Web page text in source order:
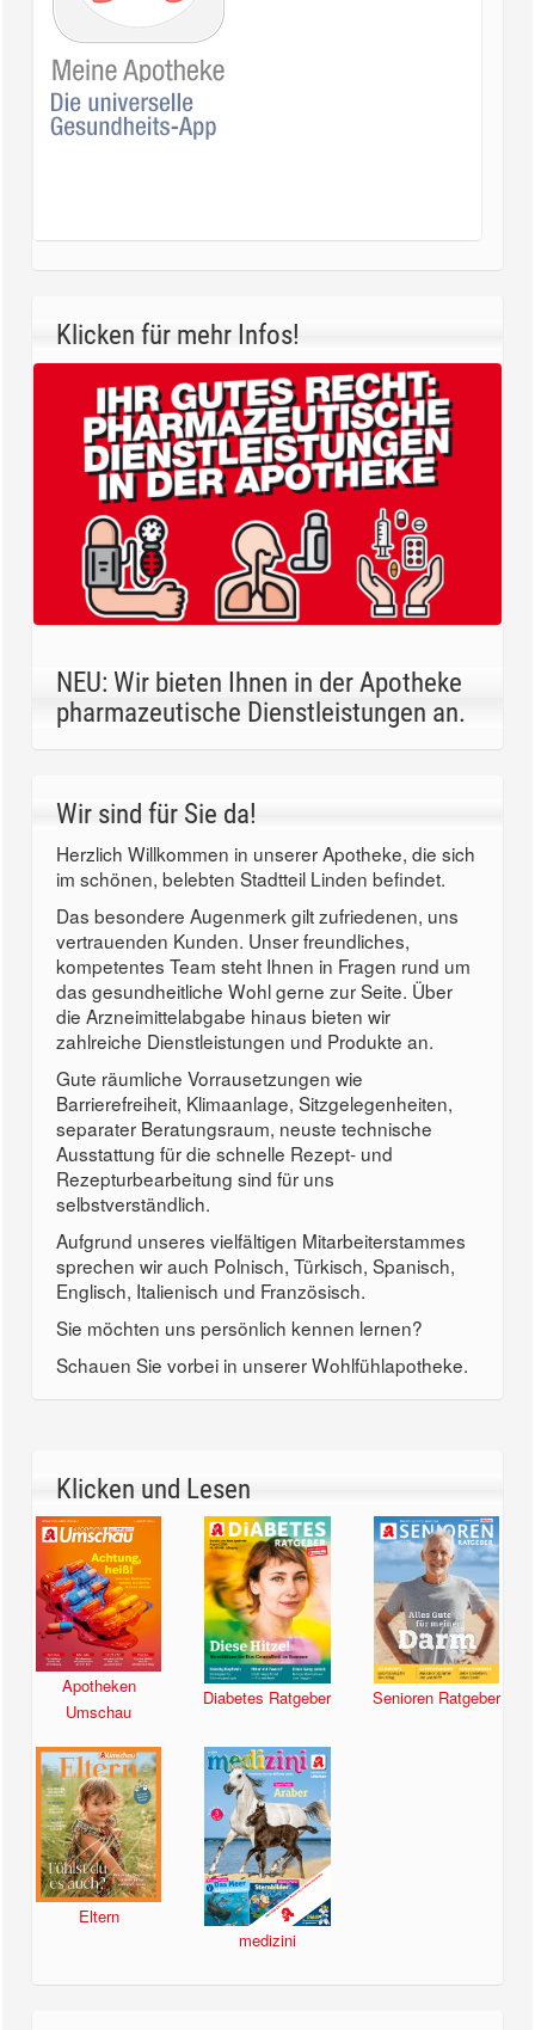
Klicken für mehr Infos!
NEU: Wir bieten Ihnen in der Apotheke
pharmazeutische Dienstleistungen an.
Wir sind für Sie da!
Herzlich Willkommen in unserer Apotheke, die sich
im schönen, belebten Stadtteil Linden befindet.
Das besondere Augenmerk gilt zufriedenen, uns
vertrauenden Kunden. Unser freundliches,
kompetentes Team steht Ihnen in Fragen rund um
das gesundheitliche Wohl gerne zur Seite. Über
die Arzneimittelabgabe hinaus bieten wir
zahlreiche Dienstleistungen und Produkte an.
Gute räumliche Vorrausetzungen wie
Barrierefreiheit, Klimaanlage, Sitzgelegenheiten,
separater Beratungsraum, neuste technische
Ausstattung für die schnelle Rezept- und
Rezepturbearbeitung sind für uns
selbstverständlich.
Aufgrund unseres vielfältigen Mitarbeiterstammes
sprechen wir auch Polnisch, Türkisch, Spanisch,
Englisch, Italienisch und Französisch.
Sie möchten uns persönlich kennen lernen?
Schauen Sie vorbei in unserer Wohlfühlapotheke.
Klicken und Lesen
Apotheken
Umschau
Diabetes Ratgeber Senioren Ratgeber
Eltern
medizini